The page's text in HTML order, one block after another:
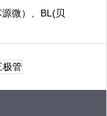
微）、BL(贝
、LD、TD等